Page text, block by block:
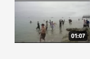
01:07